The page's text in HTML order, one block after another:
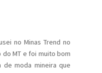
no Minas Trend no
do MT e foi muito bom
de moda mineira que